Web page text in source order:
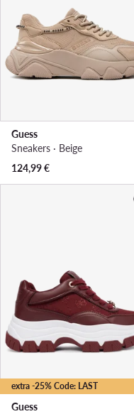
Guess
Sneakers · Beige
124,99€
extra -25% Code: LAST
Guess